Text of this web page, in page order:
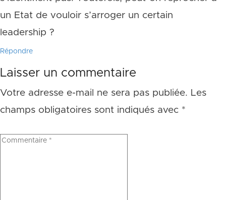
un Etat de vouloir s’arroger un certain
leadership ?
Répondre
Laisser un commentaire
Votre adresse e-mail ne sera pas publiée. Les
champs obligatoires sont indiqués avec *